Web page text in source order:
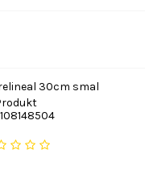
30cm smal